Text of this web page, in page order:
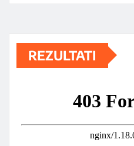
REZULTATI